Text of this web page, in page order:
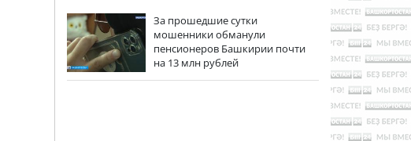
За прошедшие сутки
мошенники обманули
пенсионеров Башкирии почти
на 13 млн рублей